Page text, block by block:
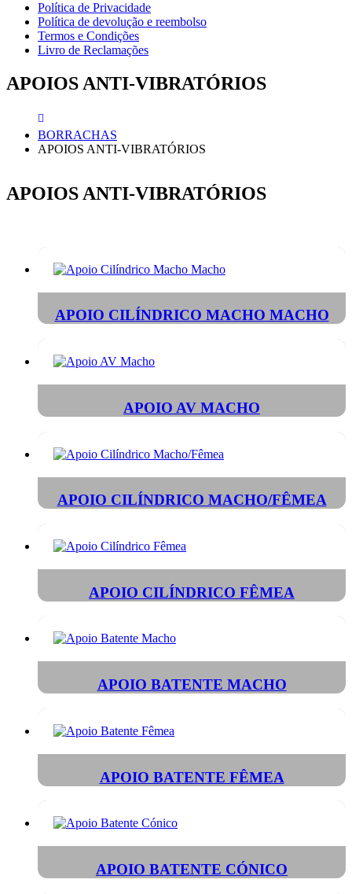
Política de Privacidade
Política de devolução e reembolso
Termos e Condições
Livro de Reclamações
APOIOS ANTI-VIBRATÓRIOS
BORRACHAS
APOIOS ANTI-VIBRATÓRIOS
APOIOS ANTI-VIBRATÓRIOS
APOIO CILÍNDRICO MACHO MACHO
APOIO AV MACHO
APOIO CILÍNDRICO MACHO/FÊMEA
APOIO CILÍNDRICO FÊMEA
APOIO BATENTE MACHO
APOIO BATENTE FÊMEA
APOIO BATENTE CÓNICO